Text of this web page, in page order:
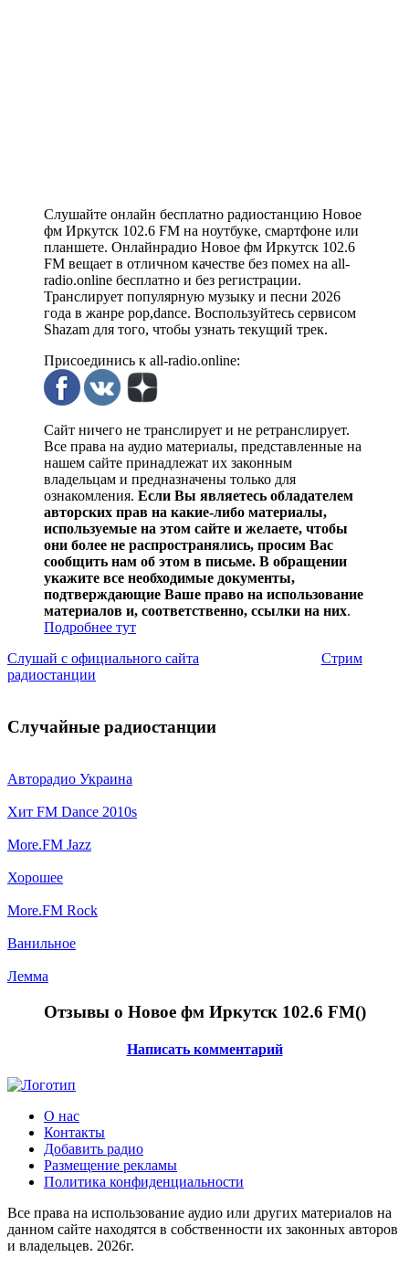
Слушайте онлайн бесплатно радиостанцию Новое
фм Иркутск 102.6 FM на ноутбуке, смартфоне или
планшете. Онлайнрадио Новое фм Иркутск 102.6
FM вещает в отличном качестве без помех на all-
radio.online бесплатно и без регистрации.
Транслирует популярную музыку и песни 2026
года в жанре pop,dance. Воспользуйтесь сервисом
Shazam для того, чтобы узнать текущий трек.
Присоединись к all-radio.online:
Сайт ничего не транслирует и не ретранслирует.
Все права на аудио материалы, представленные на
нашем сайте принадлежат их законным
владельцам и предназначены только для
ознакомления. Если Вы являетесь обладателем
авторских прав на какие-либо материалы,
используемые на этом сайте и желаете, чтобы
они более не распространялись, просим Вас
сообщить нам об этом в письме. В обращении
укажите все необходимые документы,
подтверждающие Ваше право на использование
материалов и, соответственно, ссылки на них.
Подробнее тут
Слушай с официального сайта
Стрим
радиостанции
Случайные радиостанции
Авторадио Украина
Хит FM Dance 2010s
More.FM Jazz
Хорошее
More.FM Rock
Ванильное
Лемма
Отзывы о Новое фм Иркутск 102.6 FM()
Написать комментарий
О нас
Контакты
Добавить радио
Размещение рекламы
Политика конфиденциальности
Все права на использование аудио или других материалов на
данном сайте находятся в собственности их законных авторов
и владельцев. 2026г.